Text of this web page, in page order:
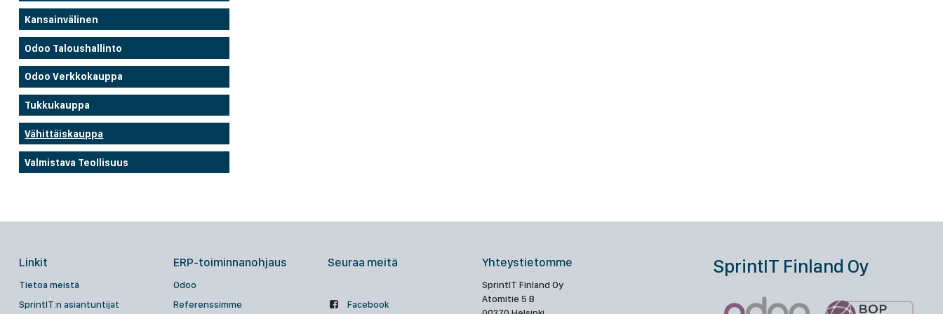
Kansainvälinen
Odoo Taloushallinto
Odoo Verkkokauppa
Tukkukauppa
Vähittäiskauppa
Valmistava Teollisuus
Linkit
Tietoa meistä
SprintIT:n asiantuntijat
ERP-toiminnanohjaus
Odoo
Referenssimme
Seuraa meitä
Facebook
Yhteystietomme
SprintIT Finland Oy
Atomitie 5 B
SprintIT Finland Oy